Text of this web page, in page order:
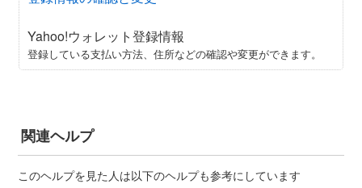
Yahoo!ウォレット登録情報
登録している支払い方法、住所などの確認や変更ができます。
関連ヘルプ
このヘルプを見た人は以下のヘルプも参考にしています